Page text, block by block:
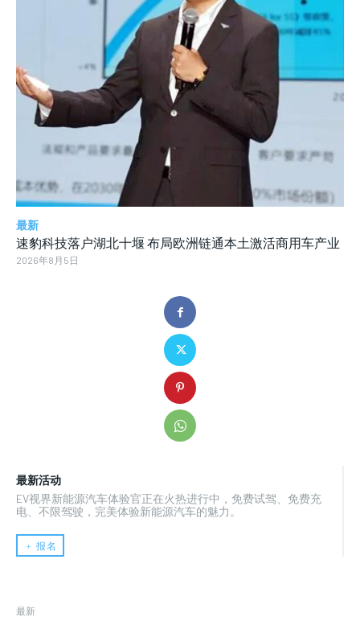
最新活动
EV视界新能源汽车体验官正在火热进行中，免费试驾、免费充
电、不限驾驶，完美体验新能源汽车的魅力。
﹢ 报名
最新
最新
速豹科技落户湖北十堰 布局欧洲链通本土激活商用车产业
2026年8月5日